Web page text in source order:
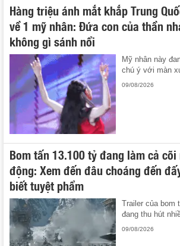
Hàng triệu ánh mắt khắp Trung
về 1 mỹ nhân: Đứa con của thần
không gì sánh nổi
Mỹ nhân này
chú ý với màn
09/08/2026
Bom tấn 13.100 tỷ đang làm cả cõi
động: Xem đến đâu choáng đến
biết tuyệt phẩm
Trailer của bom
đang thu hút
09/08/2026